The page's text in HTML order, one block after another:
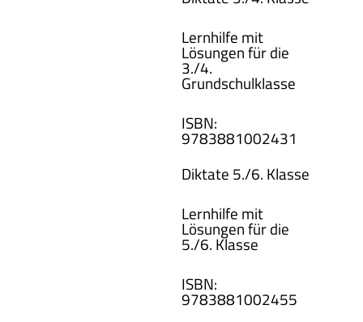
Lernhilfe mit
Lösungen für die
3./4.
Grundschulklasse
ISBN:
9783881002431
Diktate 5./6. Klasse
Lernhilfe mit
Lösungen für die
5./6. Klasse
ISBN:
9783881002455